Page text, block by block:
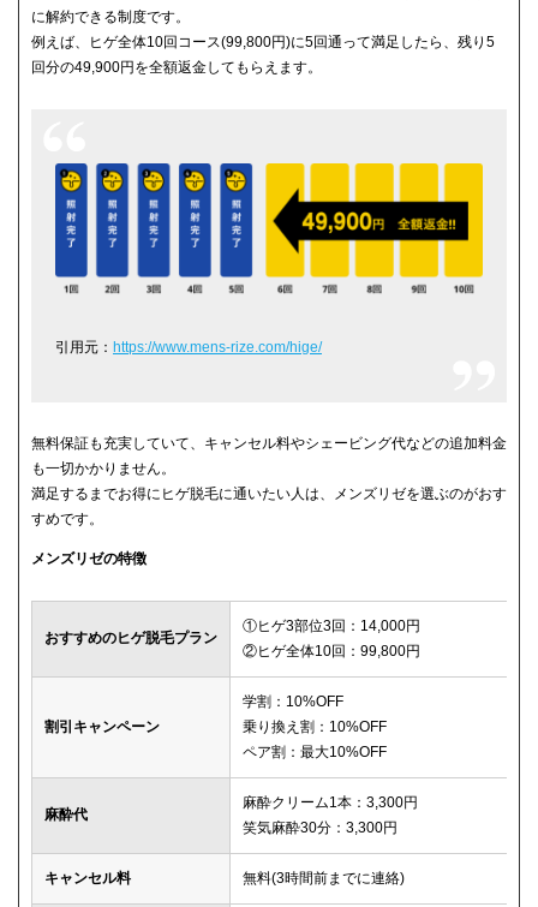
に解約できる制度です。
例えば、ヒゲ全体10回コース(99,800円)に5回通って満足したら、残り5
回分の49,900円を全額返金してもらえます。
引用元： https://www.mens-rize.com/hige/
無料保証も充実していて、キャンセル料やシェービング代などの追加料金
も一切かかりません。
満足するまでお得にヒゲ脱毛に通いたい人は、メンズリゼを選ぶのがおす
すめです。
メンズリゼの特徴
おすすめのヒゲ脱毛プラン
①ヒゲ3部位3回：14,000円
②ヒゲ全体10回：99,800円
割引キャンペーン
学割：10%OFF
乗り換え割：10%OFF
ペア割：最大10%OFF
麻酔代
麻酔クリーム1本：3,300円
笑気麻酔30分：3,300円
キャンセル料 無料(3時間前までに連絡)